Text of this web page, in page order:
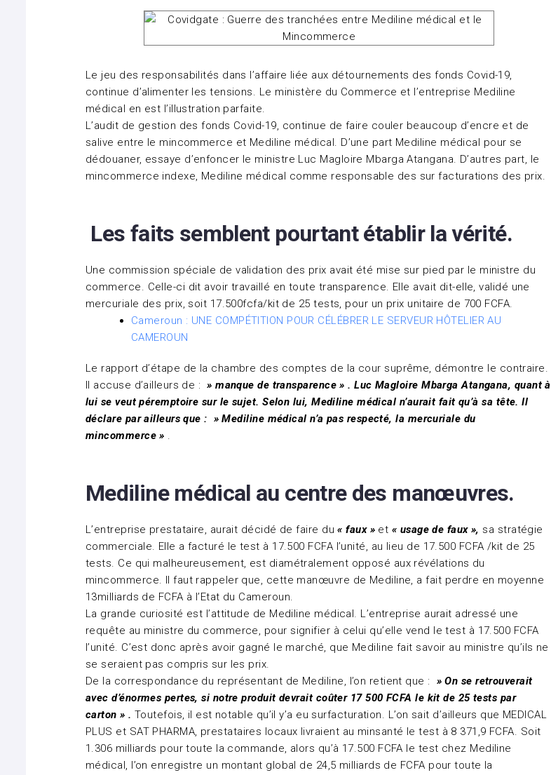
Le jeu des responsabilités dans l’affaire liée aux détournements des fonds Covid-19,
continue d’alimenter les tensions. Le ministère du Commerce et l’entreprise Mediline
médical en est l’illustration parfaite.
L’audit de gestion des fonds Covid-19, continue de faire couler beaucoup d’encre et de
salive entre le mincommerce et Mediline médical. D’une part Mediline médical pour se
dédouaner, essaye d’enfoncer le ministre Luc Magloire Mbarga Atangana. D’autres part, le
mincommerce indexe, Mediline médical comme responsable des sur facturations des prix.
Les faits semblent pourtant établir la vérité.
Une commission spéciale de validation des prix avait été mise sur pied par le ministre du
commerce. Celle-ci dit avoir travaillé en toute transparence. Elle avait dit-elle, validé une
mercuriale des prix, soit 17.500fcfa/kit de 25 tests, pour un prix unitaire de 700 FCFA.
Cameroun : UNE COMPÉTITION POUR CÉLÉBRER LE SERVEUR HÔTELIER AU
CAMEROUN
Le rapport d’étape de la chambre des comptes de la cour suprême, démontre le contraire.
Il accuse d’ailleurs de : » manque de transparence » . Luc Magloire Mbarga Atangana, quant à
lui se veut péremptoire sur le sujet. Selon lui, Mediline médical n’aurait fait qu’à sa tête. Il
déclare par ailleurs que : » Mediline médical n’a pas respecté, la mercuriale du
mincommerce » .
Mediline médical au centre des manœuvres.
L’entreprise prestataire, aurait décidé de faire du« faux » et « usage de faux », sa stratégie
commerciale. Elle a facturé le test à 17.500 FCFA l’unité, au lieu de 17.500 FCFA /kit de 25
tests. Ce qui malheureusement, est diamétralement opposé aux révélations du
mincommerce. Il faut rappeler que, cette manœuvre de Mediline, a fait perdre en moyenne
13milliards de FCFA à l’Etat du Cameroun.
La grande curiosité est l’attitude de Mediline médical. L’entreprise aurait adressé une
requête au ministre du commerce, pour signifier à celui qu’elle vend le test à 17.500 FCFA
l’unité. C’est donc après avoir gagné le marché, que Mediline fait savoir au ministre qu’ils ne
se seraient pas compris sur les prix.
De la correspondance du représentant de Mediline, l’on retient que :
» On se retrouverait
avec d’énormes pertes, si notre produit devrait coûter 17 500 FCFA le kit de 25 tests par
carton » . Toutefois, il est notable qu’il y’a eu surfacturation. L’on sait d’ailleurs que MEDICAL
PLUS et SAT PHARMA, prestataires locaux livraient au minsanté le test à 8 371,9 FCFA. Soit
1.306 milliards pour toute la commande, alors qu’à 17.500 FCFA le test chez Mediline
médical, l’on enregistre un montant global de 24,5 milliards de FCFA pour toute la